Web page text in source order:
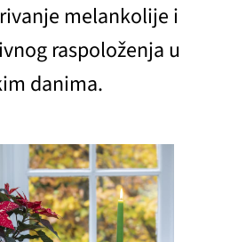
melankolije i
raspoloženja u
danima.